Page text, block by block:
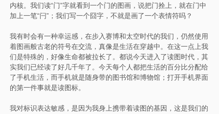
内核。我们读“门”字就看到一个门的图画，说把门拴上，就在门中
加上一笔“闩”；我们写一个囧字，不就是画了一个表情符吗？
我有时会有一种幸运感，在步入赛博和太空时代的我们，仍然使用
着图画般古老的符号在交流，真像是生活在穿越中。在这一点上我
们是特殊的，好像生命都被拉长了。都说今天进入了读图时代，其
实我们已经读了好几千年了。今天每个人都把生活的百分比分配给
了手机生活，而手机就是随身带的图书馆和博物馆；打开手机界面
的第一件事就是读图标。
我对标识表达敏感，是因为我身上携带着读图的基因，这是我们的